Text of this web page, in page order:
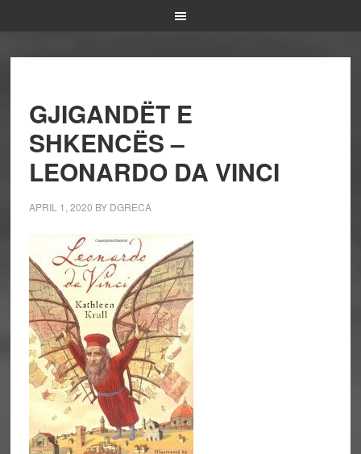
GJIGANDËT E
SHKENCËS –
LEONARDO DA VINCI
APRIL 1, 2020 BY DGRECA